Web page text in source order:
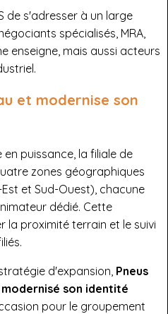
de s'adresser à un large
spécialisés, MRA,
enseigne, mais aussi acteurs
et modernise son
puissance, la filiale de
zones géographiques
et Sud-Ouest), chacune
dédié. Cette
la proximité terrain et le suivi
d'expansion, Pneus
son identité
pour le groupement